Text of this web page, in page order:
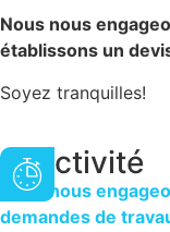
Nous nous
établissons un
Soyez tranquilles!
Réactivité
Nous nous
demandes de